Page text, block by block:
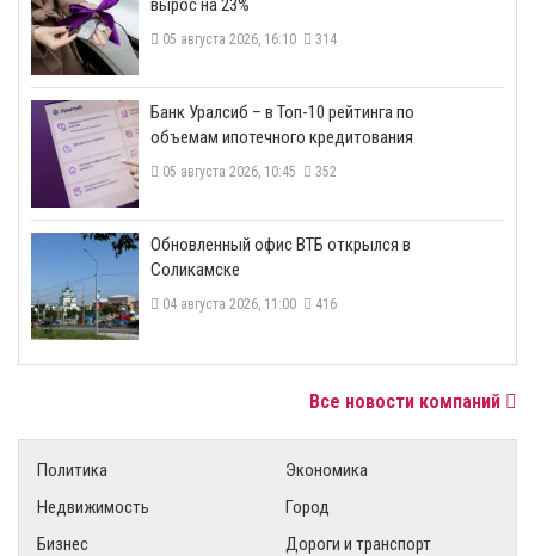
05 августа 2026, 16:10 314
​Банк Уралсиб – в Топ-10 рейтинга по
объемам ипотечного кредитования
05 августа 2026, 10:45 352
​Обновленный офис ВТБ открылся в
Соликамске
04 августа 2026, 11:00 416
Все новости компаний
Политика
Экономика
Недвижимость
Город
Бизнес
Дороги и транспорт